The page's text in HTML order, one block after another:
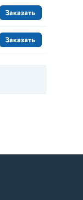
Заказать
Заказать